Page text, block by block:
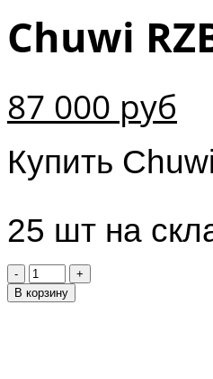
Chuwi
87 000 руб
Купить
25 шт на
В корзину